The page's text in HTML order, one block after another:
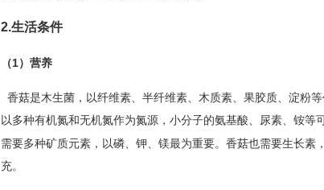
2.生活条件
（1）营养
香菇是木生菌，以纤维素、半纤维素、木质素、果胶质、淀粉
以多种有机氮和无机氮作为氮源，小分子的氨基酸、尿素、铵
需要多种矿质元素，以磷、钾、镁最为重要。香菇也需要生长
充。